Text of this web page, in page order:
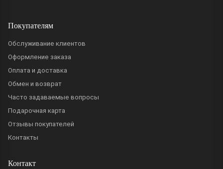
Покупателям
Обслуживание клиентов
Оформление заказа
Оплата и доставка
Обмен и возврат
Часто задаваемые вопросы
Подарочная карта
Отзывы покупателей
Контакты
Контакт